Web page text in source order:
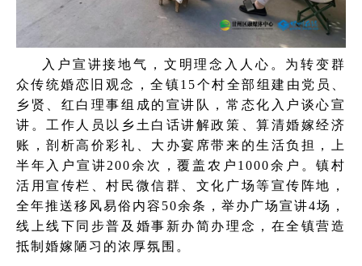
入户宣讲接地气，文明理念入人心。为转变群
众传统婚恋旧观念，全镇15个村全部组建由党员、
乡贤、红白理事组成的宣讲队，常态化入户谈心宣
讲。工作人员以乡土白话讲解政策、算清婚嫁经济
账，剖析高价彩礼、大办宴席带来的生活负担，上
半年入户宣讲200余次，覆盖农户1000余户。镇村
活用宣传栏、村民微信群、文化广场等宣传阵地，
全年推送移风易俗内容50余条，举办广场宣讲4场，
线上线下同步普及婚事新办简办理念，在全镇营造
抵制婚嫁陋习的浓厚氛围。